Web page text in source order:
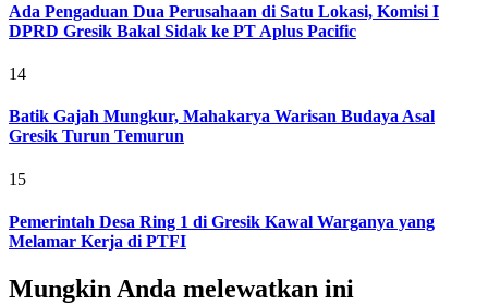
Ada Pengaduan Dua Perusahaan di Satu Lokasi, Komisi I
DPRD Gresik Bakal Sidak ke PT Aplus Pacific
14
Batik Gajah Mungkur, Mahakarya Warisan Budaya Asal
Gresik Turun Temurun
15
Pemerintah Desa Ring 1 di Gresik Kawal Warganya yang
Melamar Kerja di PTFI
Mungkin Anda melewatkan ini